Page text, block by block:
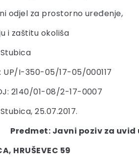
odjel za prostorno uređenje,
i zaštitu okoliša
UP/I-350-05/17-05/000117
2140/01-08/2-17-0007
25.07.2017.
Predmet: Javni poziv za
HRUŠEVEC 59